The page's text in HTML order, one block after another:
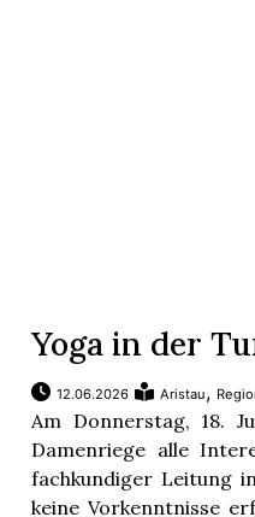
Yoga in der
12.06.2026 Aristau,
Am Donnerstag, 18.
Damenriege alle
fachkundiger Leitung
keine Vorkenntnisse